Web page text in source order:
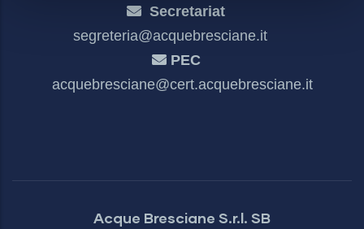
Secretariat
segreteria@acquebresciane.it
PEC
acquebresciane@cert.acquebresciane.it
Acque Bresciane S.r.l. SB